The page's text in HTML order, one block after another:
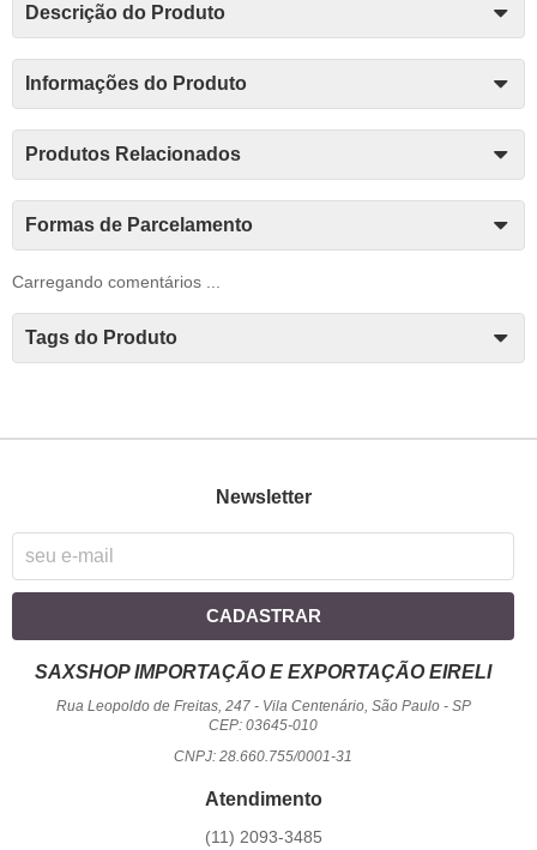
Descrição do Produto
Informações do Produto
Produtos Relacionados
Formas de Parcelamento
Carregando comentários ...
Tags do Produto
Newsletter
CADASTRAR
SAXSHOP IMPORTAÇÃO E EXPORTAÇÃO EIRELI
Rua Leopoldo de Freitas, 247- Vila Centenário, São Paulo- SP
CEP: 03645-010
CNPJ: 28.660.755/0001-31
Atendimento
(11) 2093-3485